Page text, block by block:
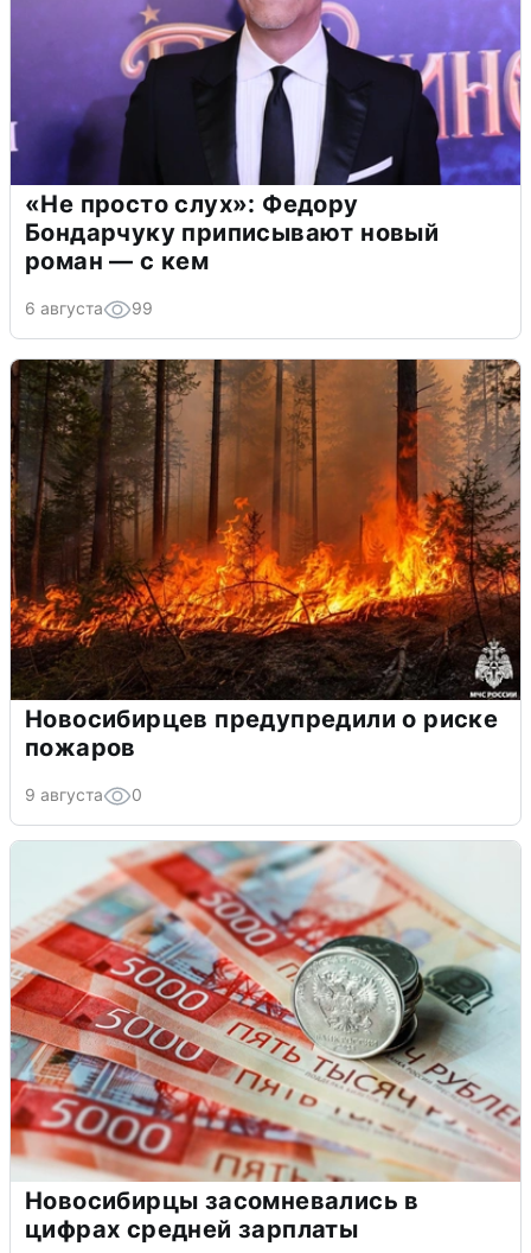
«Не просто слух»: Федору
Бондарчуку приписывают новый
роман — с кем
6 августа 99
Новосибирцев предупредили о риске
пожаров
9 августа 0
Новосибирцы засомневались в
цифрах средней зарплаты